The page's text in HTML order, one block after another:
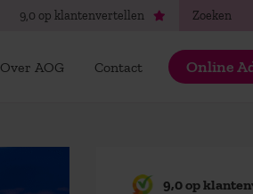
9,0 op klantenvertellen
Over AOG Contact Online
9,0 op